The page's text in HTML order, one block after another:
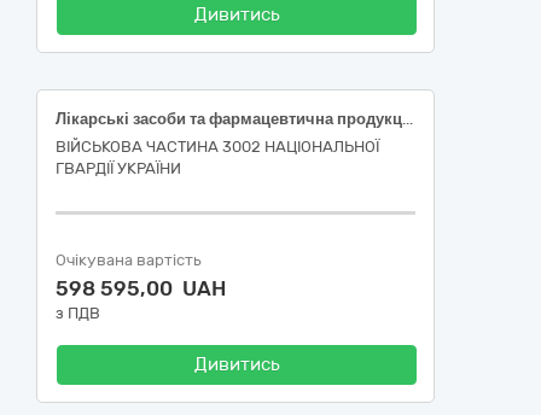
Дивитись
Лікарські засоби та фармацевтична продукція
ВІЙСЬКОВА ЧАСТИНА 3002 НАЦІОНАЛЬНОЇ
ГВАРДІЇ УКРАЇНИ
Очікувана вартість
598 595,00 UAH
з ПДВ
Дивитись